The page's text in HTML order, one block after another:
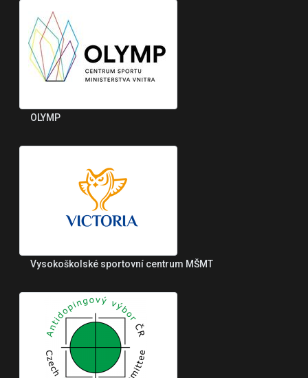
OLYMP
Vysokoškolské sportovní centrum MŠMT